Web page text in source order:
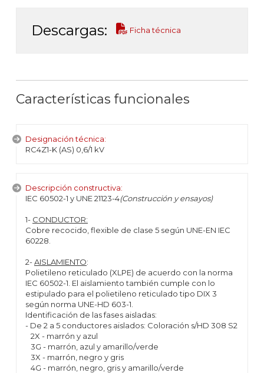
Descargas: Ficha técnica
Características funcionales
Designación técnica:
RC4Z1-K (AS) 0,6/1 kV
Descripción constructiva:
IEC 60502-1 y UNE 21123-4(Construcción y ensayos)
1- CONDUCTOR:
Cobre recocido, flexible de clase 5 según UNE-EN IEC
60228.
2-AISLAMIENTO:
Polietileno reticulado (XLPE) de acuerdo con la norma
IEC 60502-1. El aislamiento también cumple con lo
estipulado para el polietileno reticulado tipo DIX 3
según norma UNE-HD 603-1.
Identificación de las fases aisladas:
- De 2 a 5 conductores aislados: Coloración s/HD 308 S2
2X - marrón y azul
3G - marrón, azul y amarillo/verde
3X - marrón, negro y gris
4G - marrón, negro, gris y amarillo/verde